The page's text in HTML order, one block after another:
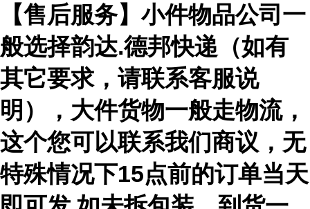
【售后服务】小件物品公司一
般选择韵达.德邦快递（如有
其它要求，请联系客服说
明），大件货物一般走物流，
这个您可以联系我们商议，无
特殊情况下15点前的订单当天